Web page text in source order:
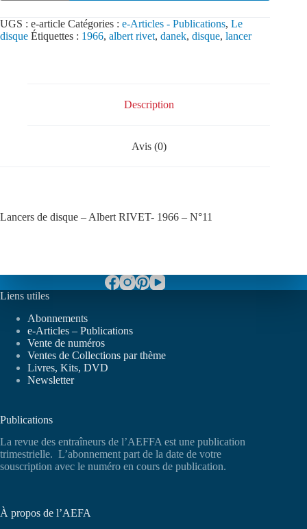
UGS : e-article Catégories : e-Articles - Publications, Le
disque Étiquettes : 1966, albert rivet, danek, disque, lancer
Description
Avis (0)
Lancers de disque – Albert RIVET- 1966 – N°11
Liens utiles
Abonnements
e-Articles – Publications
Vente de numéros
Ventes de Collections par thème
Livres, Kits, DVD
Newsletter
Publications
La revue des entraîneurs de l’AEFFA est une publication
trimestrielle. L’abonnement part de la date de votre
souscription avec le numéro en cours de publication.
À propos de l’AEFA